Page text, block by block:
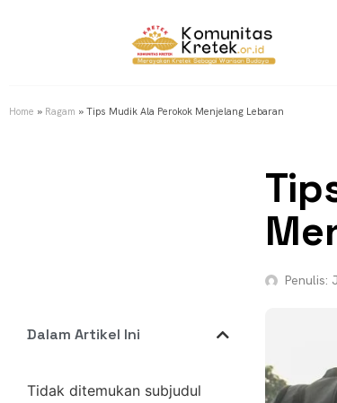
Home » Ragam » Tips Mudik Ala Perokok Menjelang Lebaran
Penulis:
Dalam Artikel Ini
Tidak ditemukan subjudul